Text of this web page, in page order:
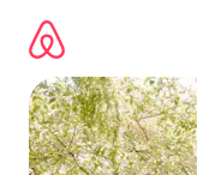
съдържанието